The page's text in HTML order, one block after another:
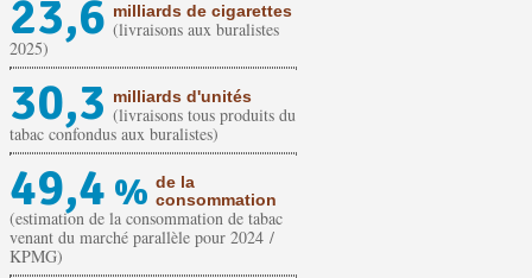
23,6 milliards de cigarettes
(livraisons aux buralistes
2025)
30,3 milliards d'unités
(livraisons tous produits du
tabac confondus aux buralistes)
49,4 % de la
consommation
(estimation de la consommation de tabac
venant du marché parallèle pour 2024 /
KPMG)